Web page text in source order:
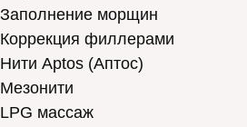
Заполнение морщин
Коррекция филлерами
Нити Aptos (Аптос)
Мезонити
LPG массаж